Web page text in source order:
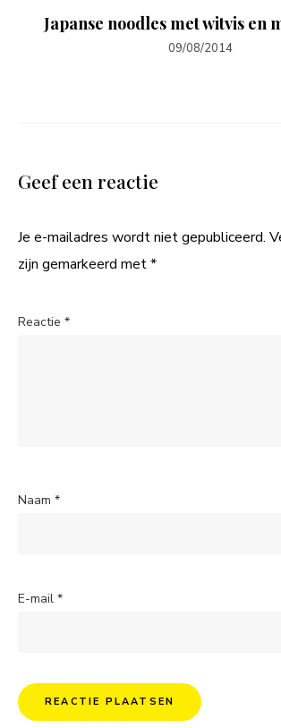
Japanse noodles met witvis en
09/08/2014
Geef een reactie
Je e-mailadres wordt niet gepubliceerd.
zijn gemarkeerd met*
Reactie *
Naam *
E-mail *